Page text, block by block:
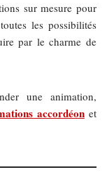
sur mesure pour
les possibilités
par le charme de
une animation,
accordéonet